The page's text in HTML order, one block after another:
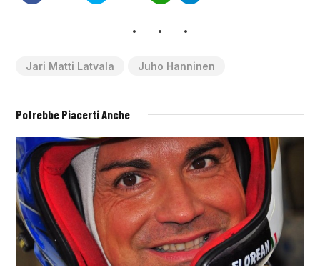
Jari Matti Latvala Juho Hanninen
Potrebbe Piacerti Anche